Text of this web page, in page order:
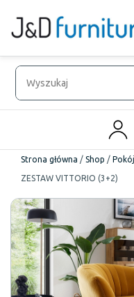
Strona główna / Shop /
ZESTAW VITTORIO (3+2)